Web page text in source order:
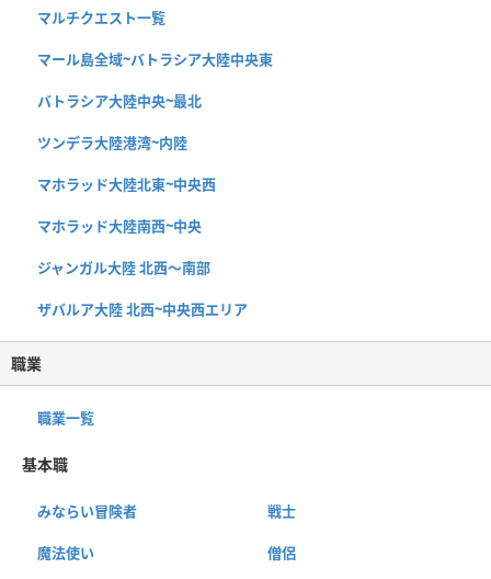
マルチクエスト一覧
マール島全域~バトラシア大陸中央東
バトラシア大陸中央~最北
ツンデラ大陸港湾~内陸
マホラッド大陸北東~中央西
マホラッド大陸南西~中央
ジャンガル大陸 北西〜南部
ザバルア大陸 北西~中央西エリア
職業
職業一覧
基本職
みならい冒険者 戦士
魔法使い 僧侶